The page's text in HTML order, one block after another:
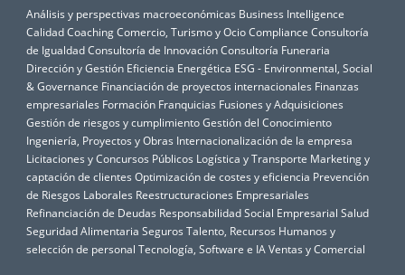
Análisis y perspectivas macroeconómicas Business Intelligence
CalidadCoachingComercio, Turismo y OcioCompliance Consultoría
de IgualdadConsultoría de InnovaciónConsultoría Funeraria
Dirección y Gestión Eficiencia Energética ESG - Environmental, Social
& Governance Financiación de proyectos internacionales Finanzas
empresariales Formación Franquicias Fusiones y Adquisiciones
Gestión de riesgos y cumplimientoGestión del Conocimiento
Ingeniería, Proyectos y Obras Internacionalización de la empresa
Licitaciones y Concursos Públicos Logística y Transporte Marketing y
captación de clientes Optimización de costes y eficiencia Prevención
de Riesgos Laborales Reestructuraciones Empresariales
Refinanciación de Deudas Responsabilidad Social Empresarial Salud
Seguridad Alimentaria Seguros Talento, Recursos Humanos y
selección de personal Tecnología, Software e IA Ventas y Comercial